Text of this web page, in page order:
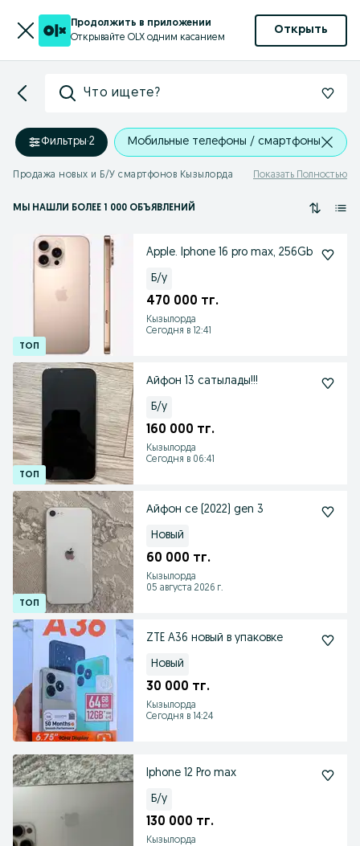
Продолжить в приложении
Открывайте OLX одним касанием
Открыть
Что ищете?
Фильтры·2 Мобильные телефоны / смартфоны
Продажа новых и Б/У смартфонов Кызылорда Показать Полностью
МЫ НАШЛИ БОЛЕЕ 1 000 ОБЪЯВЛЕНИЙ
Apple. Iphone 16 pro max, 256Gb
Б/у
470 000 тг.
Кызылорда
Сегодня в 12:41
Айфон 13 сатылады!!!
Б/у
160 000 тг.
Кызылорда
Сегодня в 06:41
Айфон се (2022) gen 3
Новый
60 000 тг.
Кызылорда
05 августа 2026 г.
ZTE A36 новый в упаковке
Новый
30 000 тг.
Кызылорда
Сегодня в 14:24
Iphone 12 Pro max
Б/у
130 000 тг.
Кызылорда